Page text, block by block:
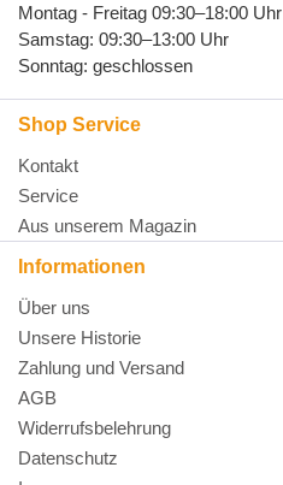
Montag - Freitag 09:30–18:00 Uhr
Samstag: 09:30–13:00 Uhr
Sonntag: geschlossen
Shop Service
Kontakt
Service
Aus unserem Magazin
Informationen
Über uns
Unsere Historie
Zahlung und Versand
AGB
Widerrufsbelehrung
Datenschutz